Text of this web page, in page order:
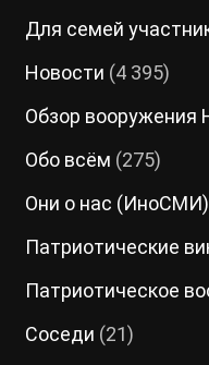
Для семей
Новости (4 395)
Обзор вооружения
Обо всём (275)
Они о нас (ИноСМИ)
Патриотические
Патриотическое
Соседи (21)